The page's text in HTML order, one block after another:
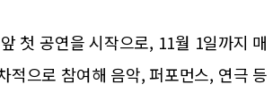
첫 공연을 시작으로, 11월 1일까지 매
적으로 참여해 음악, 퍼포먼스, 연극 등